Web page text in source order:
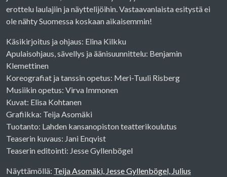
erottelu laulajiin ja näyttelijöihin. Vastaavanlaista esitystä ei
ole nähty Suomessa koskaan aikaisemmin!
Käsikirjoitus ja ohjaus: Elina Kilkku
Apulaisohjaus, sävellys ja äänisuunnittelu: Benjamin
Klemettinen
Koreografiat ja tanssin opetus: Meri-Tuuli Risberg
Musiikin opetus: Virva Immonen
Kuvat: Elisa Kohtanen
Grafiikka: Teija Asomäki
Tuotanto: Lahden kansanopiston teatterikoulutus
Teaserin kuvaus: Jani Enqvist
Teaserin editointi: Jesse Gyllenbögel
Näyttämöllä: Teija Asomäki, Jesse Gyllenbögel, Julius